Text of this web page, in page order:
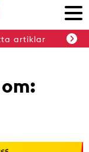
artiklar